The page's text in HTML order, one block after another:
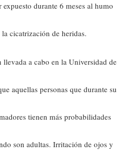
durante 6 meses al humo
cicatrización de heridas.
llevada a cabo en la Universidad de
aquellas personas que durante su
tienen más probabilidades
son adultas. Irritación de ojos y